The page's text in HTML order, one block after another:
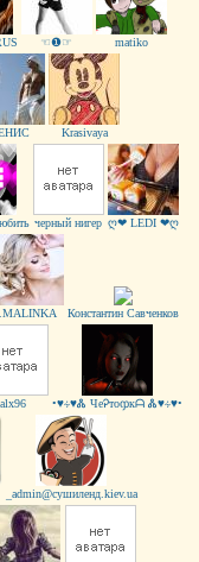
☜❶☞ matiko
Krasivaya
черный нигер ღ❤ LEDI ❤ღ
.MALINKA Константин Савченков
alx96 •♥∻♥Ꮬ ЧеᎮтоჶкᗩ Ꮬ♥∻♥•
_admin@сушиленд.kiev.ua